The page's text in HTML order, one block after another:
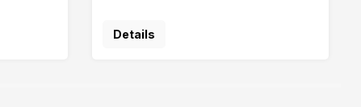
Details